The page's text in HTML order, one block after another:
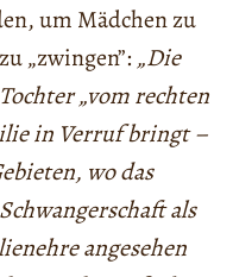
um Mädchen zu
„zwingen”: „Die
„vom rechten
in Verruf bringt –
wo das
als
angesehen